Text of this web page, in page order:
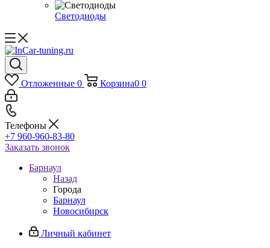
Светодиоды
Отложенные 0 Корзина0 0
Телефоны
+7 960-960-83-80
Заказать звонок
Барнаул
Назад
Города
Барнаул
Новосибирск
Личный кабинет